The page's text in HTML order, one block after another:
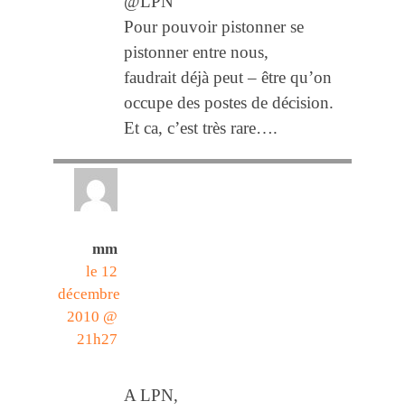
Pour pouvoir pistonner se
pistonner entre nous,
faudrait déjà peut – être qu’on
occupe des postes de décision.
Et ca, c’est très rare….
mm
le 12
décembre
2010 @
21h27
A LPN,